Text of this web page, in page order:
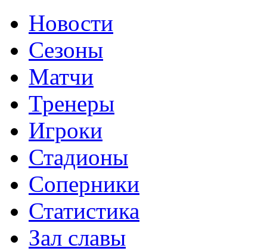
Новости
Сезоны
Матчи
Тренеры
Игроки
Стадионы
Соперники
Статистика
Зал славы